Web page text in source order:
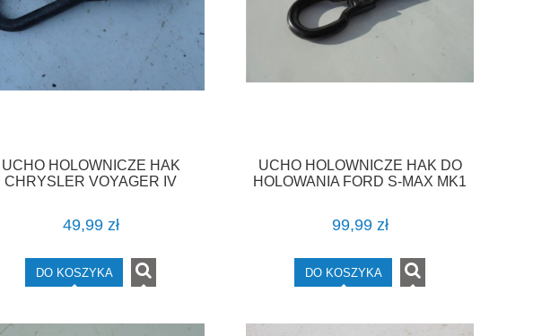
UCHO HOLOWNICZE HAK
CHRYSLER VOYAGER IV
49,99 zł
DO KOSZYKA
UCHO HOLOWNICZE HAK DO
HOLOWANIA FORD S-MAX MK1
99,99 zł
DO KOSZYKA